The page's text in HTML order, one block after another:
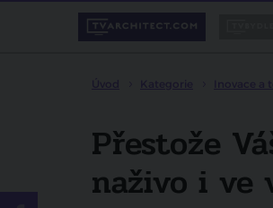
Přestože
naživo i